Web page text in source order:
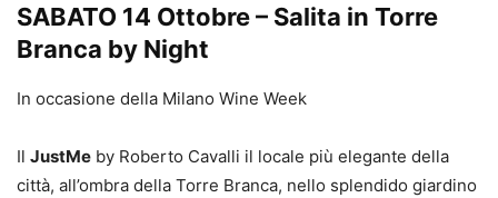
SABATO 14 Ottobre – Salita in Torre
Branca by Night
In occasione della Milano Wine Week
Il JustMe by Roberto Cavalli il locale più elegante della
città, all’ombra della Torre Branca, nello splendido giardino